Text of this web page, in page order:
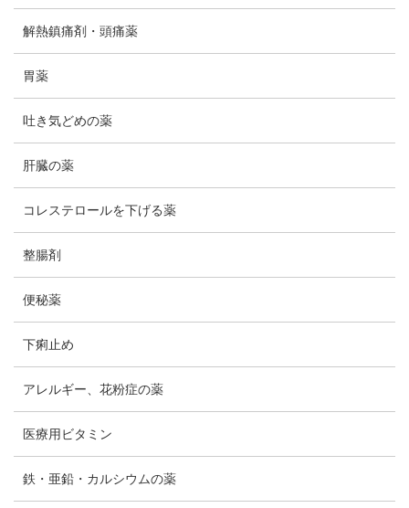
解熱鎮痛剤・頭痛薬
胃薬
吐き気どめの薬
肝臓の薬
コレステロールを下げる薬
整腸剤
便秘薬
下痢止め
アレルギー、花粉症の薬
医療用ビタミン
鉄・亜鉛・カルシウムの薬